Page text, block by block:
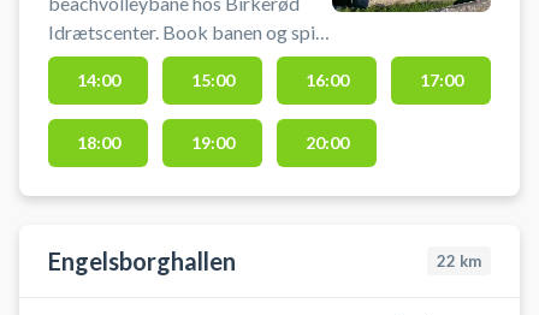
Idrætscenter. Book banen og spil
beachvolley udendørs i Birkerød i
Nordsjælland. Der er gode
parkeringsmuligheder. Medbring
selv bolde.
14:00 15:00 16:00 17:00
18:00 19:00 20:00
Engelsborghallen 22 km